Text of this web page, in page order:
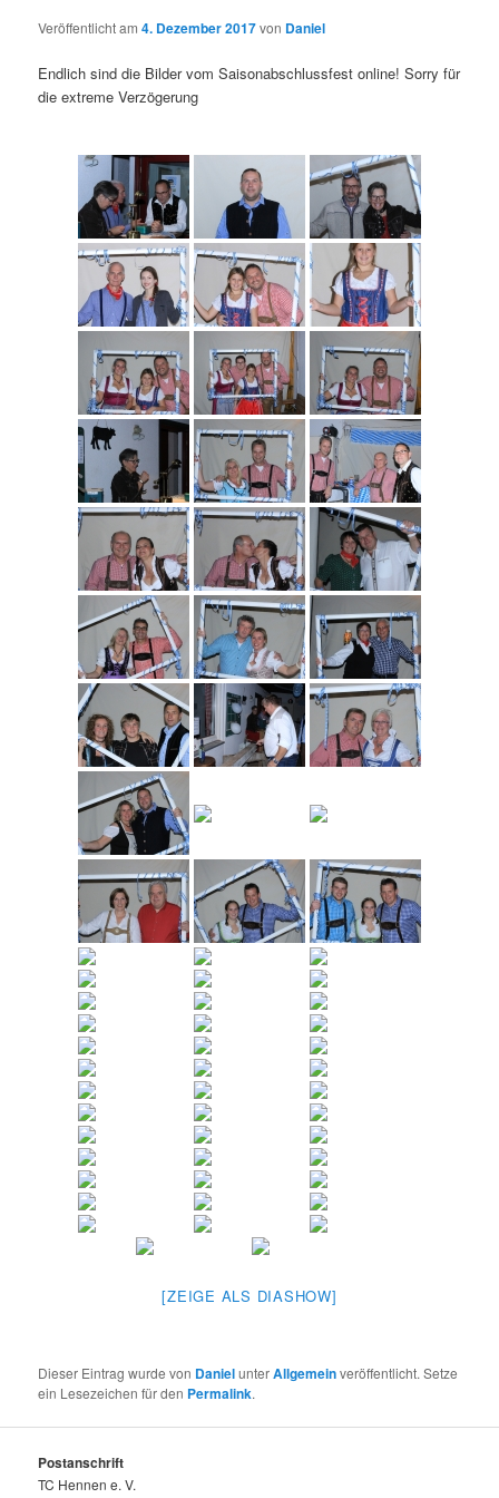
Veröffentlicht am4. Dezember 2017von Daniel
Endlich sind die Bilder vom Saisonabschlussfest online! Sorry für
die extreme Verzögerung
[ZEIGE ALS DIASHOW]
Dieser Eintrag wurde von DanielunterAllgemeinveröffentlicht. Setze
ein Lesezeichen für den Permalink.
Postanschrift
TC Hennen e. V.